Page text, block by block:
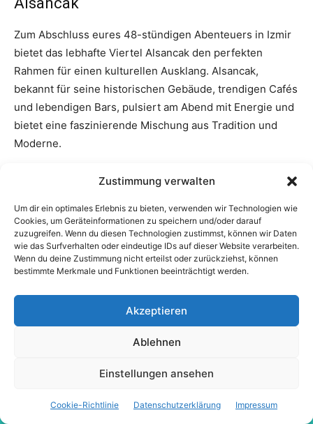
Zustimmung verwalten
Um dir ein optimales Erlebnis zu bieten, verwenden wir Technologien wie
Cookies, um Geräteinformationen zu speichern und/oder darauf
zuzugreifen. Wenn du diesen Technologien zustimmst, können wir Daten
wie das Surfverhalten oder eindeutige IDs auf dieser Website verarbeiten.
Wenn du deine Zustimmung nicht erteilst oder zurückziehst, können
bestimmte Merkmale und Funktionen beeinträchtigt werden.
Akzeptieren
Ablehnen
Einstellungen ansehen
Cookie-Richtlinie Datenschutzerklärung Impressum